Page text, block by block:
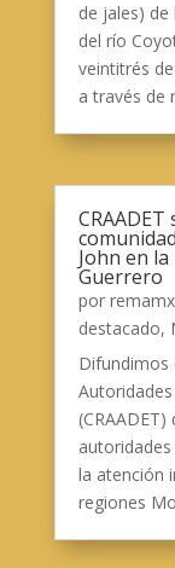
de jales)
del río
veintitrés
a través de
John en
Guerrero
por
destacado,
Difundimos
la atención
regiones